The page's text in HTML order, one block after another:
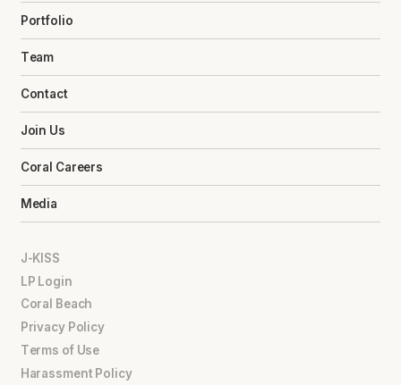
Portfolio
Team
Contact
Join Us
Coral Careers
Media
J-KISS
LP Login
Coral Beach
Privacy Policy
Terms of Use
Harassment Policy